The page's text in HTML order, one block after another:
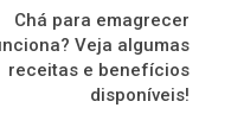
Chá para emagrecer
Veja algumas
receitas e benefícios
disponíveis!